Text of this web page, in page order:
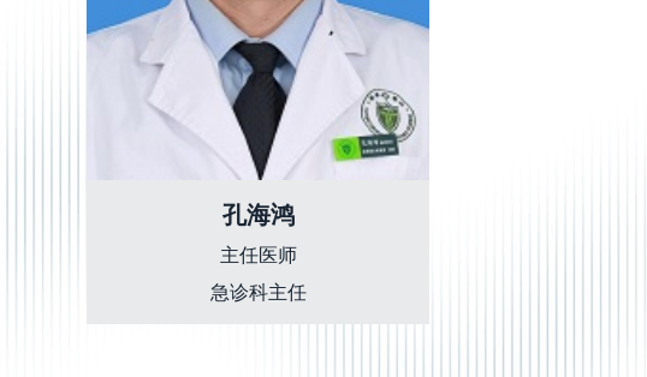
孔海鸿
主任医师
急诊科主任